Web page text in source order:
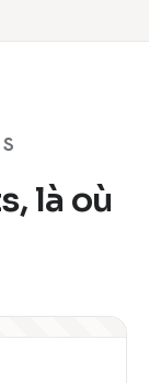
là où